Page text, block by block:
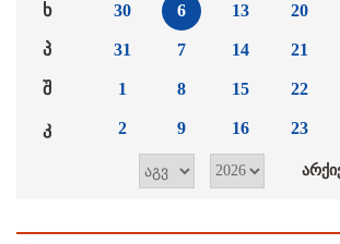
ხ
პ
შ
კ
30
31
1
2
6
7
8
9
13
14
15
16
20
21
22
23